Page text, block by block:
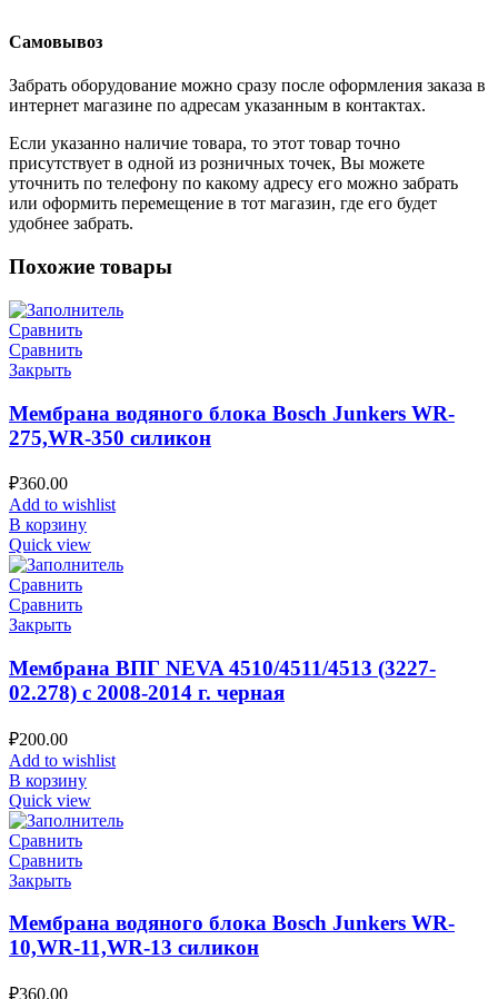
Самовывоз
Забрать оборудование можно сразу после оформления заказа в
интернет магазине по адресам указанным в контактах.
Если указанно наличие товара, то этот товар точно
присутствует в одной из розничных точек, Вы можете
уточнить по телефону по какому адресу его можно забрать
или оформить перемещение в тот магазин, где его будет
удобнее забрать.
Похожие товары
Сравнить
Сравнить
Закрыть
Мембрана водяного блока Bosch Junkers WR-
275,WR-350 силикон
₽360.00
Add to wishlist
В корзину
Quick view
Сравнить
Сравнить
Закрыть
Мембрана ВПГ NEVA 4510/4511/4513 (3227-
02.278) с 2008-2014 г. черная
₽200.00
Add to wishlist
В корзину
Quick view
Сравнить
Сравнить
Закрыть
Мембрана водяного блока Bosch Junkers WR-
10,WR-11,WR-13 силикон
₽360.00